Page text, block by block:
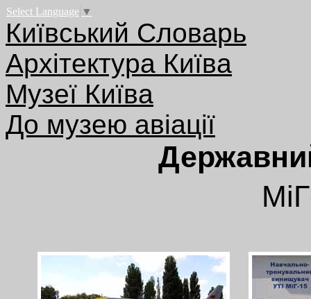
Select Language ▼
Київський Словарь
Архітектура Київа
Музеї Київа
До музею авіації